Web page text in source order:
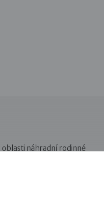
náhradní rodinné